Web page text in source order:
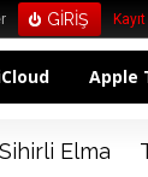
Kayıt
Apple
Sihirli Elma